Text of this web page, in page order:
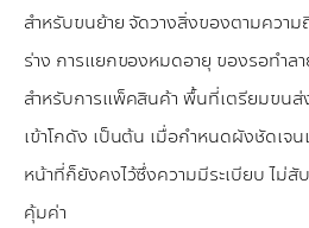
สำหรับขนย้าย จัดวางสิ่งของตามควา
ร่าง การแยกของหมดอายุ ของรอทำล
สำหรับการแพ็คสินค้า พื้นที่เตรียมขน
เข้าโกดัง เป็นต้น เมื่อกำหนดผังชัดเจน
หน้าที่ก็ยังคงไว้ซึ่งความมีระเบียบ ไม่สั
คุ้มค่า